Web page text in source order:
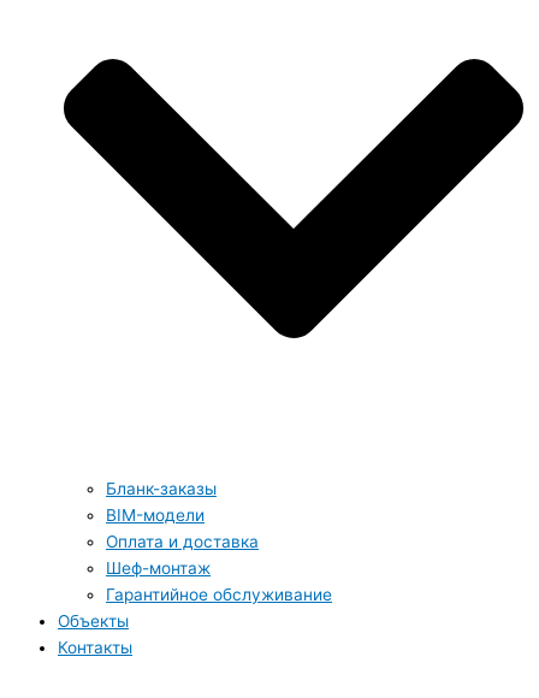
Бланк-заказы
BIM-модели
Оплата и доставка
Шеф-монтаж
Гарантийное обслуживание
Объекты
Контакты